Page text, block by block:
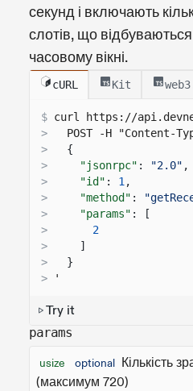
секунд і включають
слотів, що
часовому вікні.
cURL Kit
$ curl https://
>
POST -H "Content-
>
{
>
"jsonrpc" : "2.0" ,
>
"id" : 1 ,
>
"method" :
>
"params" : [
>
2
>
]
>
}
>
'
Try it
params
usize optional Кількість
(максимум 720)